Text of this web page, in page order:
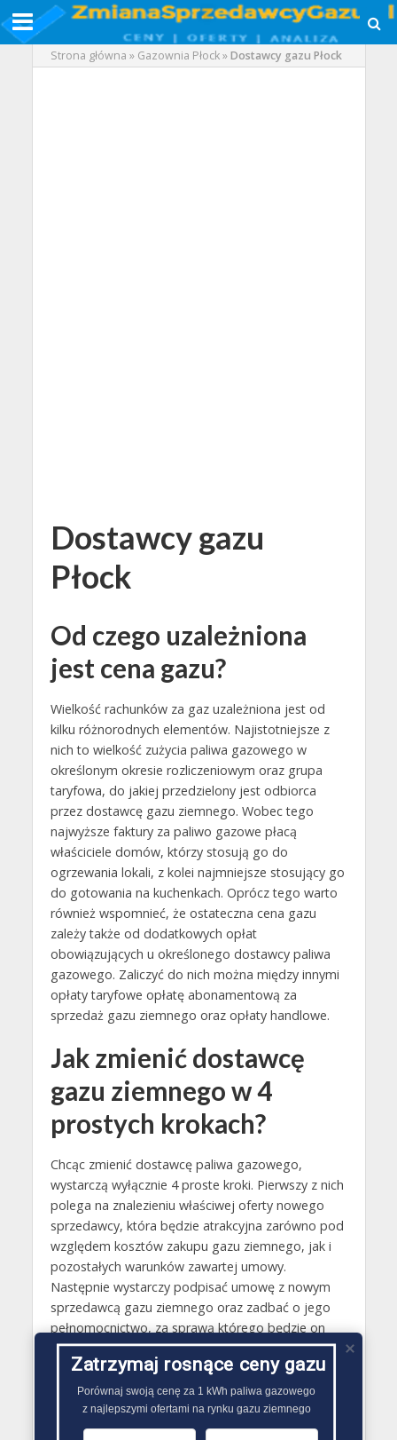
Strona główna » Gazownia Płock»Dostawcy gazu Płock
Dostawcy gazu
Płock
Od czego uzależniona
jest cena gazu?
Wielkość rachunków za gaz uzależniona jest od
kilku różnorodnych elementów. Najistotniejsze z
nich to wielkość zużycia paliwa gazowego w
określonym okresie rozliczeniowym oraz grupa
taryfowa, do jakiej przedzielony jest odbiorca
przez dostawcę gazu ziemnego. Wobec tego
najwyższe faktury za paliwo gazowe płacą
właściciele domów, którzy stosują go do
ogrzewania lokali, z kolei najmniejsze stosujący go
do gotowania na kuchenkach. Oprócz tego warto
również wspomnieć, że ostateczna cena gazu
zależy także od dodatkowych opłat
obowiązujących u określonego dostawcy paliwa
gazowego. Zaliczyć do nich można między innymi
opłaty taryfowe opłatę abonamentową za
sprzedaż gazu ziemnego oraz opłaty handlowe.
Jak zmienić dostawcę
gazu ziemnego w 4
prostych krokach?
Chcąc zmienić dostawcę paliwa gazowego,
wystarczą wyłącznie 4 proste kroki. Pierwszy z nich
polega na znalezieniu właściwej oferty nowego
sprzedawcy, która będzie atrakcyjna zarówno pod
względem kosztów zakupu gazu ziemnego, jak i
pozostałych warunków zawartej umowy.
Następnie wystarczy podpisać umowę z nowym
sprzedawcą gazu ziemnego oraz zadbać o jego
pełnomocnictwo, za sprawą którego będzie on
mógł wymówić umowę z poprzednim sprzedawcą
oraz załatwić wszelkie kwestie. Trzeci krok to
wypowiedzenie poprzedniej umowy i
powiadomienie o tym Operatora Systemu
Dystrybucji paliwa gazowego. Cała procedura
Zatrzymaj rosnące ceny gazu
Porównaj swoją cenę za 1 kWh paliwa gazowego
z najlepszymi ofertami na rynku gazu ziemnego